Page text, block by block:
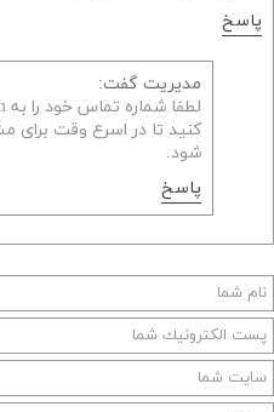
پاسخ
مدیریت گفت:
کنید تا در اسرع وقت برای
شود.
پاسخ